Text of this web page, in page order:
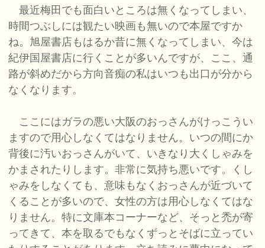
最近梅田でも面白いところは無くなってしまい、
時間つぶしには観たい映画も無いので本屋ですか
ね。旭屋書店もはるか昔に無くなってしまい、今は
紀伊国屋書店に行くことが多いんですが、ここ、通
路が斜めだから方向音痴の私はいつも出口が分から
なくなります。
ここにはガラの悪い大阪のおっさんがけっこうい
ますので用心しなくてはなりません。いつの間にか
背後に汚いおっさんがいて、いきなり大くしゃみを
かまされたりします。非常に気持ち悪いです。くし
ゃみをしなくても、意味もなくおっさんが近づいて
くることが多いので、女性の方は用心しなくてはな
りません。特に文庫本コーナーなど、そっと禿が寄
ってきて、本を取るでもなくずっとそばに立ってい